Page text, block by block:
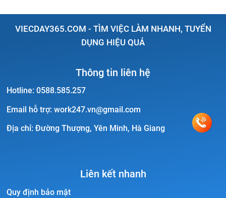
-Lương quản lý nhà hàng-Lương quản lý nhà hàng
khách sạn-Lương quản trị khách sạn-Lương thực tập
Lương trưởng ca nhà hàng
VIECDAY365.COM - TÌM VIỆC LÀM NHANH, TUYỂN
DỤNG HIỆU QUẢ
Thông tin liên hệ
Hotline: 0588.585.257
Email hỗ trợ: work247.vn@gmail.com
Địa chỉ: Đường Thượng, Yên Minh, Hà Giang
Liên kết nhanh
Quy định bảo mật